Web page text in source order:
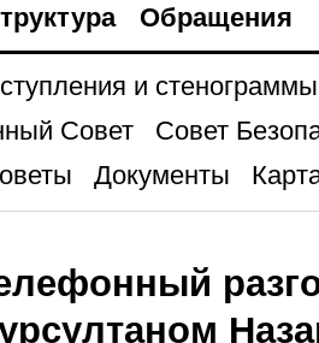
Обращения
и стенограммы
Совет
Совет
Документы